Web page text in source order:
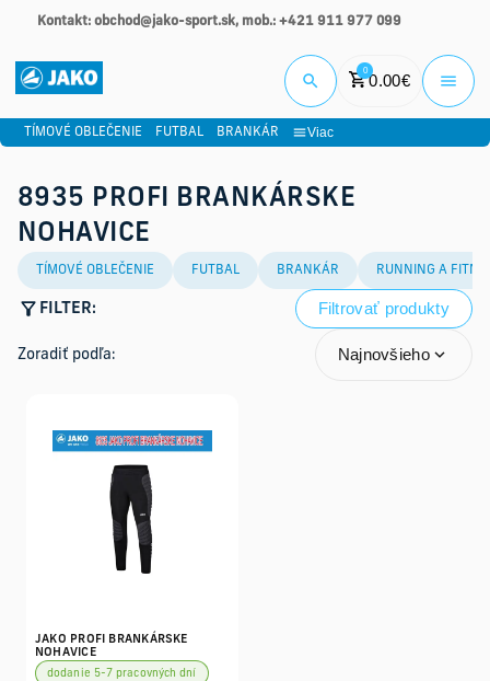
Kontakt: obchod@jako-sport.sk, mob.: +421 911 977 099
0
0.00€
TÍMOVÉ OBLEČENIE FUTBAL BRANKÁR Viac
8935 PROFI BRANKÁRSKE
NOHAVICE
TÍMOVÉ OBLEČENIE FUTBAL BRANKÁR RUNNING A
FILTER: Filtrovať produkty
Zoradiť podľa: Najnovšieho
JAKO PROFI BRANKÁRSKE
NOHAVICE
dodanie 5-7 pracovných dní